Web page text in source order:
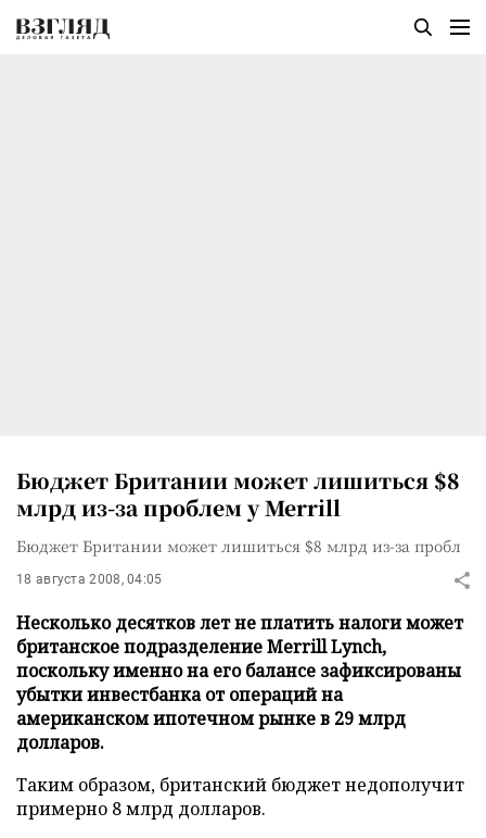
Бюджет Британии может лишиться $8
млрд из-за проблем у Merrill
Бюджет Британии может лишиться $8 млрд из-за пробл
18 августа 2008, 04:05
Несколько десятков лет не платить налоги может
британское подразделение Merrill Lynch,
поскольку именно на его балансе зафиксированы
убытки инвестбанка от операций на
американском ипотечном рынке в 29 млрд
долларов.
Таким образом, британский бюджет недополучит
примерно 8 млрд долларов.